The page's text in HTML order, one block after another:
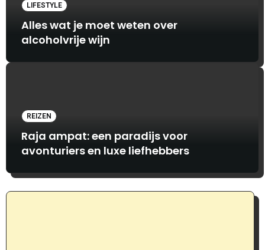
LIFESTYLE
Alles wat je moet weten over
alcoholvrije wijn
REIZEN
Raja ampat: een paradijs voor
avonturiers en luxe liefhebbers